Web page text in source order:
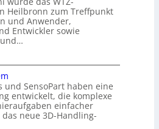
Heilbronn zum Treffpunkt
und Anwender,
Entwickler sowie
und SensoPart haben eine
entwickelt, die komplexe
einfacher
neue 3D-Handling-